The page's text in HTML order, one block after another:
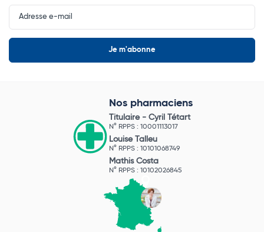
Input
Newsletter
Nos pharmaciens
Titulaire - Cyril Tétart
N° RPPS : 10001113017
Louise Talleu
N° RPPS : 10101068749
Mathis Costa
N° RPPS : 10102026845